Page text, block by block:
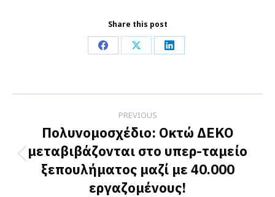
Share this post
Share
Facebook
Share
X
Share
LinkedIn
navigation
PREVIOUS
Previous
post:
Πολυνομοσχέδιο: Οκτώ ΔΕΚΟ
μεταβιβάζονται στο υπερ-ταμείο
ξεπουλήματος μαζί με 40.000
εργαζομένους!